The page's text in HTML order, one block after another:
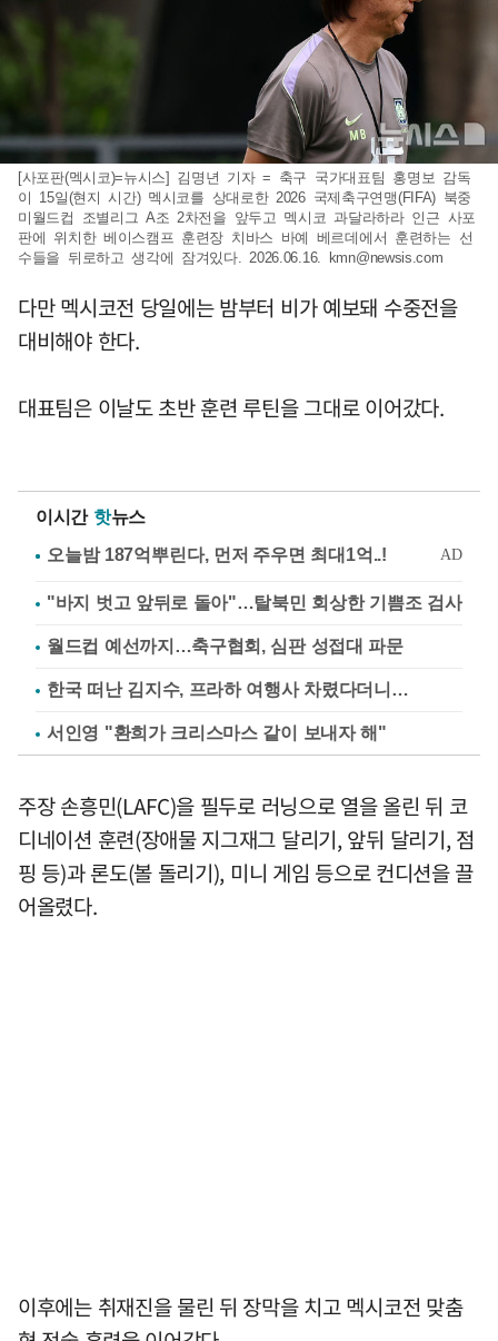
[사포판(멕시코)=뉴시스] 김명년 기자 = 축구 국가대표팀 홍명보 감독
이 15일(현지 시간) 멕시코를 상대로한 2026 국제축구연맹(FIFA) 북중
미월드컵 조별리그 A조 2차전을 앞두고 멕시코 과달라하라 인근 사포
판에 위치한 베이스캠프 훈련장 치바스 바예 베르데에서 훈련하는 선
수들을 뒤로하고 생각에 잠겨있다. 2026.06.16.
kmn@newsis.com
다만 멕시코전 당일에는 밤부터 비가 예보돼 수중전을
대비해야 한다.
대표팀은 이날도 초반 훈련 루틴을 그대로 이어갔다.
이시간 핫뉴스
"바지 벗고 앞뒤로 돌아"…탈북민 회상한 기쁨조 검사
월드컵 예선까지…축구협회, 심판 성접대 파문
한국 떠난 김지수, 프라하 여행사 차렸다더니…
서인영 "환희가 크리스마스 같이 보내자 해"
주장 손흥민(LAFC)을 필두로 러닝으로 열을 올린 뒤 코
디네이션 훈련(장애물 지그재그 달리기, 앞뒤 달리기, 점
핑 등)과 론도(볼 돌리기), 미니 게임 등으로 컨디션을 끌
어올렸다.
이후에는 취재진을 물린 뒤 장막을 치고 멕시코전 맞춤